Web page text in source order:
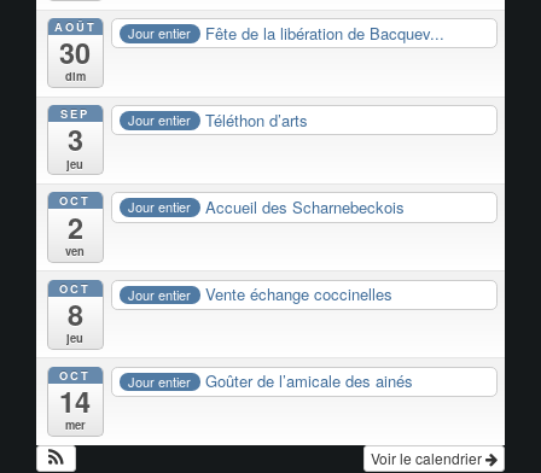
AOÛT
30
dim
Jour entier Fête de la libération de Bacquev...
SEP
3
jeu
Jour entier Téléthon d’arts
OCT
2
ven
Jour entier Accueil des Scharnebeckois
OCT
8
jeu
Jour entier Vente échange coccinelles
OCT
14
mer
Jour entier Goûter de l’amicale des ainés
Voir le calendrier